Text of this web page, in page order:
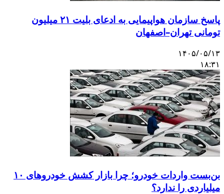
پاسخ سازمان هواپیمایی به ادعای بلیت ۲۱ میلیون
تومانی تهران–اصفهان
۱۴۰۵/۰۵/۱۳
۱۸:۳۱
بن‌بست واردات خودرو؛ چرا بازار کشش خودروهای ۱۰
میلیاردی را ندارد؟